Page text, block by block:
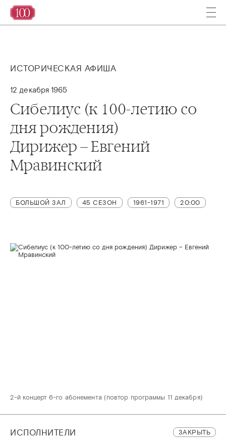
ИСТОРИЧЕСКАЯ АФИША
12 декабря 1965
Сибелиус (к 100-летию со
дня рождения)
Дирижер – Евгений
Мравинский
БОЛЬШОЙ ЗАЛ 45 СЕЗОН 1961-1971 20:00
2-й концерт 6-го абонемента (повтор программы 11 декабря)
ИСПОЛНИТЕЛИ ЗАКРЫТЬ